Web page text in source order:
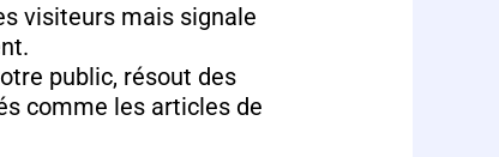
visiteurs mais signale
public, résout des
comme les articles de